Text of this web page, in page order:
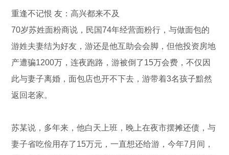
重逢不记恨 友：高兴都来不及
70岁苏姓面粉商说，民国74年经营面粉行，与做面包的
游姓夫妻结为好友，游还是他互助会会脚，但他投资房地
产遭骗1200万，连夜跑路，游被倒了15万会费，不仅因
此与妻子离婚，面包店也开不下去，游带着3名孩子黯然
返回老家。
苏某说，多年来，他白天上班，晚上在夜市摆摊还债，与
妻子省吃俭用存了15万元，一直想还给游，今年7月间，